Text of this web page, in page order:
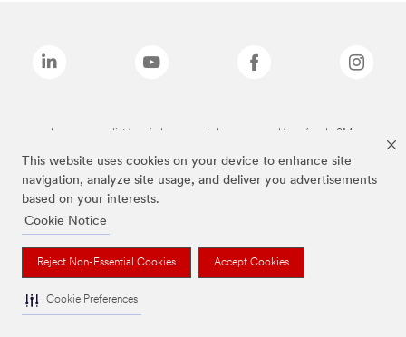
This website uses cookies on your device to enhance site
navigation, analyze site usage, and deliver you advertisements
based on your interests.
Cookie Notice
Reject Non-Essential Cookies Accept Cookies
Cookie Preferences
Les marques listées ci-dessus sont des marques déposées de 3M.